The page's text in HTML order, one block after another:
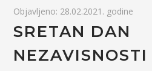
Objavljeno: 28.02.2021. godine
SRETAN DAN
NEZAVISNOSTI